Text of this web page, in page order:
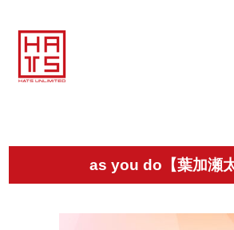
as you do【葉加瀬太